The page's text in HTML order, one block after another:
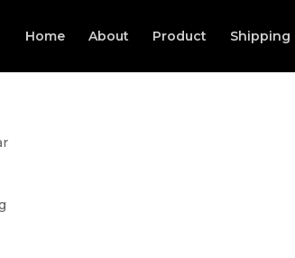
Home About Product Shipping